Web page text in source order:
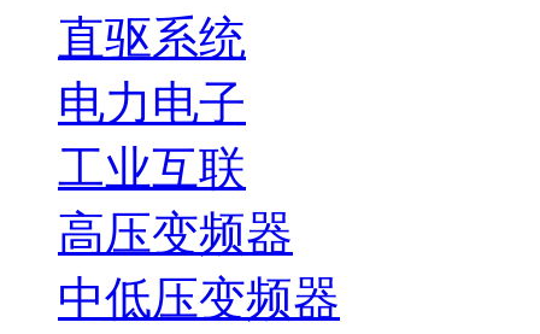
直驱系统
电力电子
工业互联
高压变频器
中低压变频器